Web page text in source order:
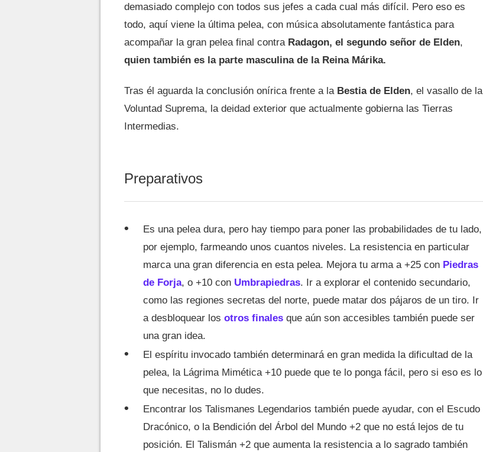
demasiado complejo con todos sus jefes a cada cual más difícil. Pero eso es
todo, aquí viene la última pelea, con música absolutamente fantástica para
acompañar la gran pelea final contra Radagon, el segundo señor de Elden,
quien también es la parte masculina de la Reina Márika.
Tras él aguarda la conclusión onírica frente a la Bestia de Elden, el vasallo de la
Voluntad Suprema, la deidad exterior que actualmente gobierna las Tierras
Intermedias.
Preparativos
Es una pelea dura, pero hay tiempo para poner las probabilidades de tu lado,
por ejemplo, farmeando unos cuantos niveles. La resistencia en particular
marca una gran diferencia en esta pelea. Mejora tu arma a +25 con Piedras
de Forja, o +10 con Umbrapiedras. Ir a explorar el contenido secundario,
como las regiones secretas del norte, puede matar dos pájaros de un tiro. Ir
a desbloquear los otros finales que aún son accesibles también puede ser
una gran idea.
El espíritu invocado también determinará en gran medida la dificultad de la
pelea, la Lágrima Mimética +10 puede que te lo ponga fácil, pero si eso es lo
que necesitas, no lo dudes.
Encontrar los Talismanes Legendarios también puede ayudar, con el Escudo
Dracónico, o la Bendición del Árbol del Mundo +2 que no está lejos de tu
posición. El Talismán +2 que aumenta la resistencia a lo sagrado también